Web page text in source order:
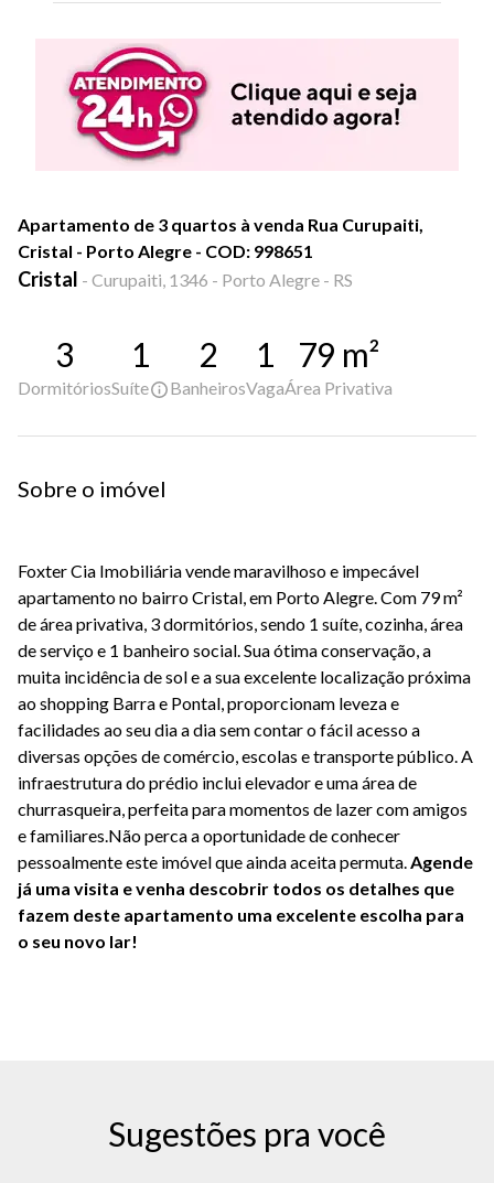
Apartamento de 3 quartos à venda Rua Curupaiti,
Cristal - Porto Alegre - COD: 998651
Cristal - Curupaiti, 1346 - Porto Alegre - RS
3
Dormitórios
1
Suíte
2
Banheiros
1
Vaga
79 m²
Área Privativa
Sobre o imóvel
Foxter Cia Imobiliária vende maravilhoso e impecável
apartamento no bairro Cristal, em Porto Alegre. Com 79 m²
de área privativa, 3 dormitórios, sendo 1 suíte, cozinha, área
de serviço e 1 banheiro social. Sua ótima conservação, a
muita incidência de sol e a sua excelente localização próxima
ao shopping Barra e Pontal, proporcionam leveza e
facilidades ao seu dia a dia sem contar o fácil acesso a
diversas opções de comércio, escolas e transporte público. A
infraestrutura do prédio inclui elevador e uma área de
churrasqueira, perfeita para momentos de lazer com amigos
e familiares.Não perca a oportunidade de conhecer
pessoalmente este imóvel que ainda aceita permuta.Agende
já uma visita e venha descobrir todos os detalhes que
fazem deste apartamento uma excelente escolha para
o seu novo lar!
Sugestões pra você